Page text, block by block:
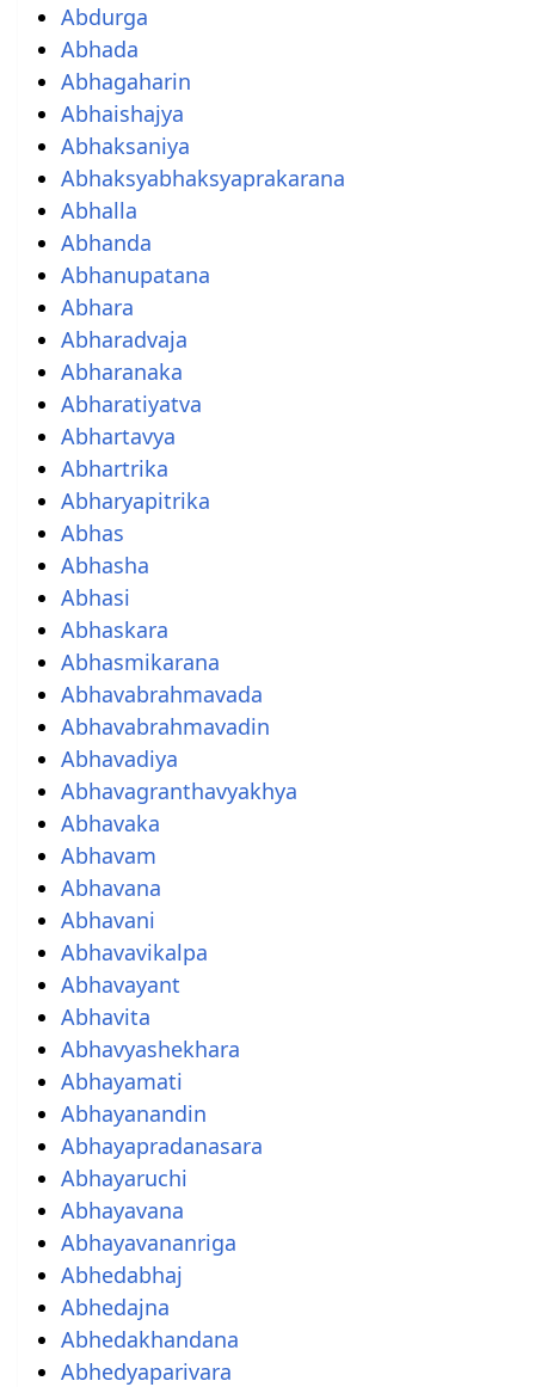
Abdurga
Abhada
Abhagaharin
Abhaishajya
Abhaksaniya
Abhaksyabhaksyaprakarana
Abhalla
Abhanda
Abhanupatana
Abhara
Abharadvaja
Abharanaka
Abharatiyatva
Abhartavya
Abhartrika
Abharyapitrika
Abhas
Abhasha
Abhasi
Abhaskara
Abhasmikarana
Abhavabrahmavada
Abhavabrahmavadin
Abhavadiya
Abhavagranthavyakhya
Abhavaka
Abhavam
Abhavana
Abhavani
Abhavavikalpa
Abhavayant
Abhavita
Abhavyashekhara
Abhayamati
Abhayanandin
Abhayapradanasara
Abhayaruchi
Abhayavana
Abhayavananriga
Abhedabhaj
Abhedajna
Abhedakhandana
Abhedyaparivara